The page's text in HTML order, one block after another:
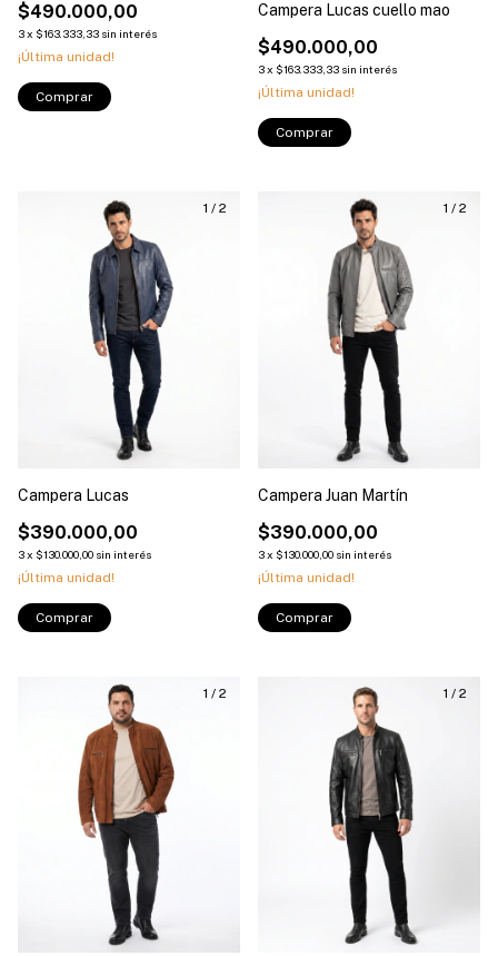
$490.000,00
3x $163.333,33 sin interés
¡Última unidad!
Comprar
Campera Lucas cuello mao
$490.000,00
3x $163.333,33 sin interés
¡Última unidad!
Comprar
1 / 2
Campera Lucas
$390.000,00
3x $130.000,00 sin interés
¡Última unidad!
Comprar
1 / 2
Campera Juan Martín
$390.000,00
3x $130.000,00 sin interés
¡Última unidad!
Comprar
1 / 2 1 / 2